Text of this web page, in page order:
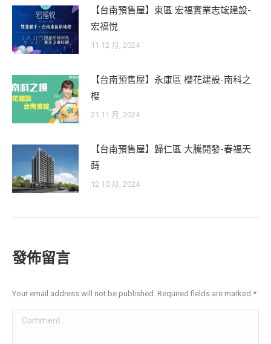
【台南預售屋】東區 宏福實業志竤建設-
宏福悅
11 12 月, 2024
【台南預售屋】永康區 櫻花建設-南科之
櫻
21 11 月, 2024
【台南預售屋】歸仁區 大騰開發-春福天
蒔
12 10 月, 2024
發佈留言
Your email address will not be published. Required fields are marked *
Comment